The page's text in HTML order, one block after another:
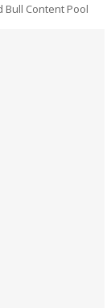
Bull Content Pool